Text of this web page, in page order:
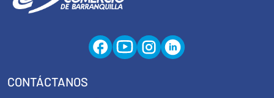
CONTÁCTANOS